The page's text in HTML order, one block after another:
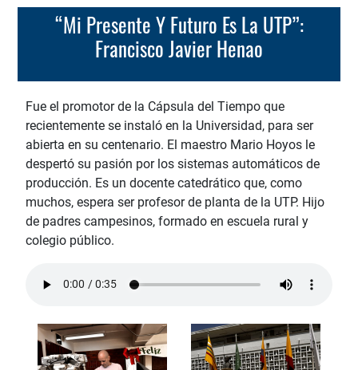
“Mi Presente Y Futuro Es La UTP”:
Francisco Javier Henao
Fue el promotor de la Cápsula del Tiempo que
recientemente se instaló en la Universidad, para ser
abierta en su centenario. El maestro Mario Hoyos le
despertó su pasión por los sistemas automáticos de
producción. Es un docente catedrático que, como
muchos, espera ser profesor de planta de la UTP. Hijo
de padres campesinos, formado en escuela rural y
colegio público.